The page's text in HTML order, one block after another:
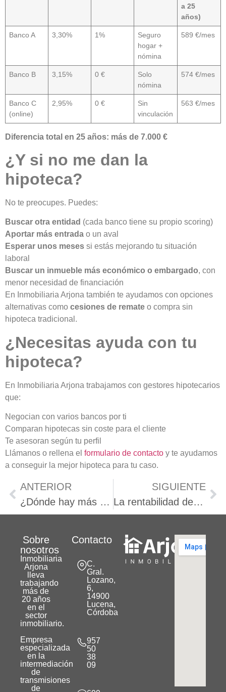
a 25
años)
Banco A 3,30% 1%
Seguro
hogar +
nómina
589 €/mes
Banco B 3,15% 0 €
Solo
nómina
574 €/mes
Banco C
(online)
2,95% 0 €
Sin
vinculación
563 €/mes
Diferencia total en 25 años: más de 7.000 €
¿Y si no me dan la
hipoteca?
No te preocupes. Puedes:
Buscar otra entidad (cada banco tiene su propio scoring)
Aportar más entrada o un aval
Esperar unos meses si estás mejorando tu situación
laboral
Buscar un inmueble más económico o embargado, con
menor necesidad de financiación
En Inmobiliaria Arjona también te ayudamos con opciones
alternativas como cesiones de remate o compra sin
hipoteca tradicional.
¿Necesitas ayuda con tu
hipoteca?
En Inmobiliaria Arjona trabajamos con gestores hipotecarios
que:
Negocian con varios bancos por ti
Comparan hipotecas sin coste para el cliente
Te asesoran según tu perfil
Llámanos o rellena el formulario de contacto y te ayudamos
a conseguir la mejor hipoteca para tu caso.
ANTERIOR
¿Dónde hay más pisos embargados en Córdoba? Comparativa por zonas
SIGUIENTE
La rentabilidad de la vivienda en Córdoba baja al 6 %. ¿Es buen momento para invertir o vender? Te lo explicamos con enfoque local.
Sobre
nosotros
Inmobiliaria
Arjona
lleva
trabajando
más de
20 años
en el
sector
inmobiliario.
Empresa
especializada
en la
intermediación
de
transmisiones
de
Contacto
C.
Gral.
Lozano,
6,
14900
Lucena,
Córdoba
957
50
38
09